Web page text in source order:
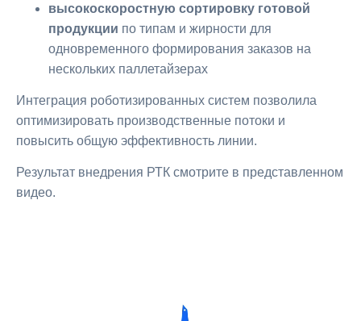
высокоскоростную сортировку готовой
продукции по типам и жирности для
одновременного формирования заказов на
нескольких паллетайзерах
Интеграция роботизированных систем позволила
оптимизировать производственные потоки и
повысить общую эффективность линии.
Результат внедрения РТК смотрите в представленном
видео.